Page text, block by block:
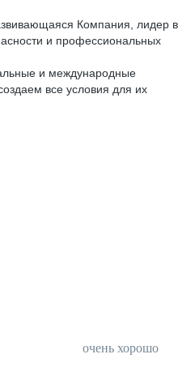
Компания, лидер в
и профессиональных
и международные
все условия для их
очень хорошо